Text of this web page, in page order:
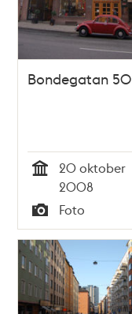
Bondegatan 50
20 oktober
2008
Typ
Foto